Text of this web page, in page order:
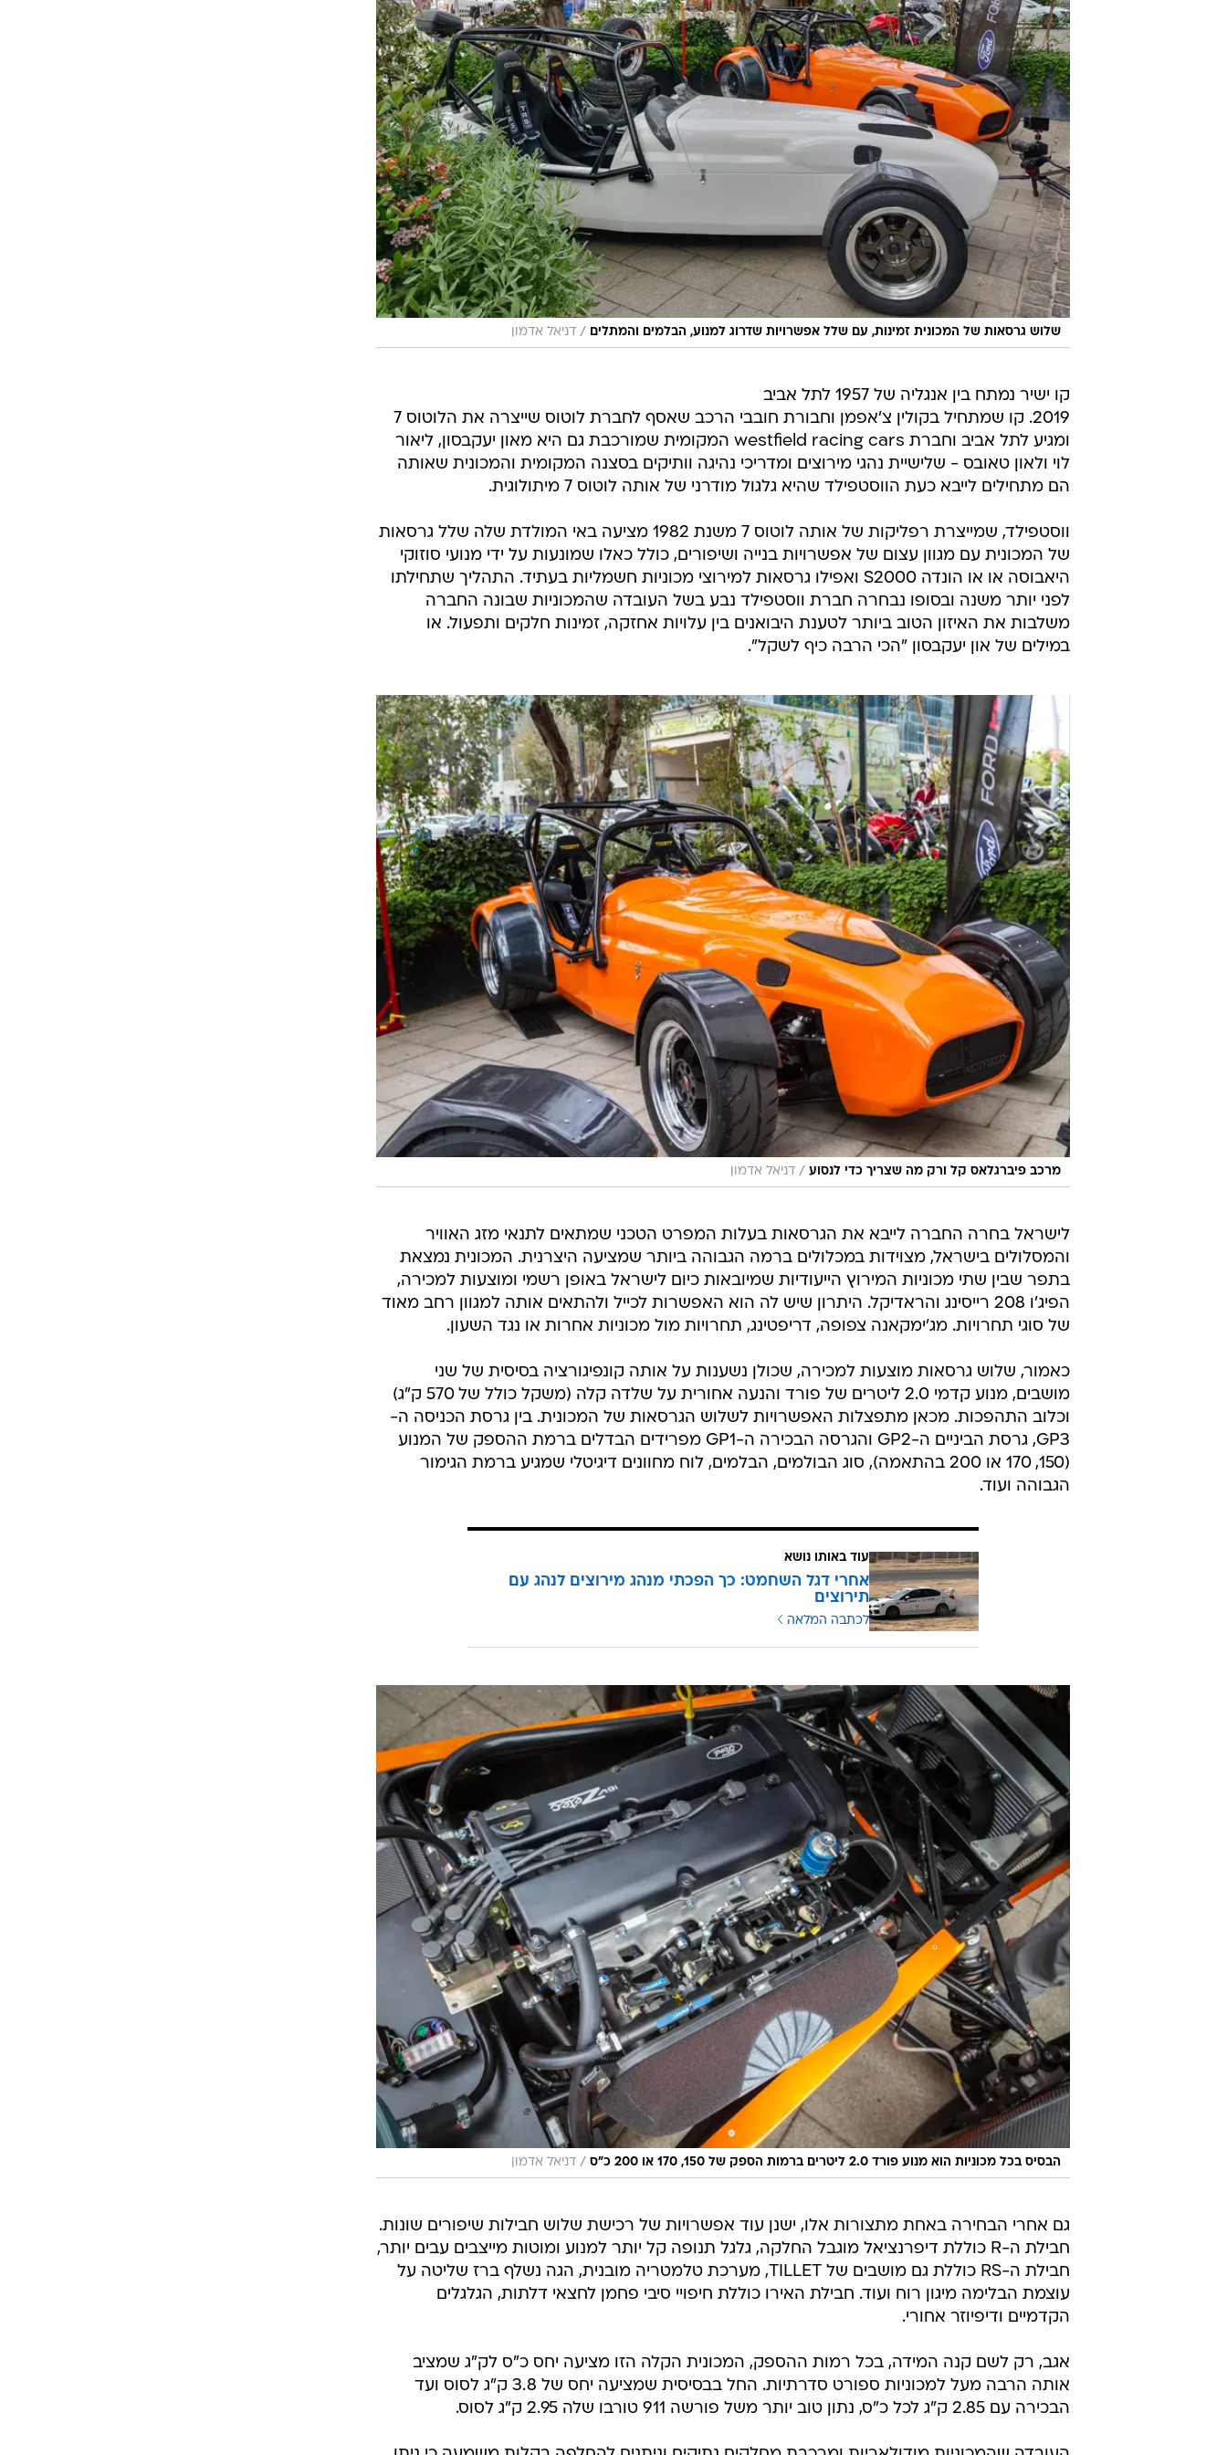
שלוש גרסאות של המכונית זמינות, עם שלל אפשרויות שדרוג למנוע, הבלמים והמתלים / דניאל אדמון
קו ישיר נמתח בין אנגליה של 1957 לתל אביב
2019. קו שמתחיל בקולין צ'אפמן וחבורת חובבי הרכב שאסף לחברת לוטוס שייצרה את הלוטוס 7
ומגיע לתל אביב וחברת westfield racing cars המקומית שמורכבת גם היא מאון יעקבסון, ליאור
לוי ולאון טאובס - שלישיית נהגי מירוצים ומדריכי נהיגה וותיקים בסצנה המקומית והמכונית שאותה
הם מתחילים לייבא כעת הווסטפילד שהיא גלגול מודרני של אותה לוטוס 7 מיתולוגית.
ווסטפילד, שמייצרת רפליקות של אותה לוטוס 7 משנת 1982 מציעה באי המולדת שלה שלל גרסאות
של המכונית עם מגוון עצום של אפשרויות בנייה ושיפורים, כולל כאלו שמונעות על ידי מנועי סוזוקי
היאבוסה או או הונדה S2000 ואפילו גרסאות למירוצי מכוניות חשמליות בעתיד. התהליך שתחילתו
לפני יותר משנה ובסופו נבחרה חברת ווסטפילד נבע בשל העובדה שהמכוניות שבונה החברה
משלבות את האיזון הטוב ביותר לטענת היבואנים בין עלויות אחזקה, זמינות חלקים ותפעול. או
במילים של און יעקבסון "הכי הרבה כיף לשקל".
מרכב פיברגלאס קל ורק מה שצריך כדי לנסוע / דניאל אדמון
לישראל בחרה החברה לייבא את הגרסאות בעלות המפרט הטכני שמתאים לתנאי מזג האוויר
והמסלולים בישראל, מצוידות במכלולים ברמה הגבוהה ביותר שמציעה היצרנית. המכונית נמצאת
בתפר שבין שתי מכוניות המירוץ הייעודיות שמיובאות כיום לישראל באופן רשמי ומוצעות למכירה,
הפיג'ו 208 רייסינג והראדיקל. היתרון שיש לה הוא האפשרות לכייל ולהתאים אותה למגוון רחב מאוד
של סוגי תחרויות. מג'ימקאנה צפופה, דריפטינג, תחרויות מול מכוניות אחרות או נגד השעון.
כאמור, שלוש גרסאות מוצעות למכירה, שכולן נשענות על אותה קונפיגורציה בסיסית של שני
מושבים, מנוע קדמי 2.0 ליטרים של פורד והנעה אחורית על שלדה קלה (משקל כולל של 570 ק"ג)
וכלוב התהפכות. מכאן מתפצלות האפשרויות לשלוש הגרסאות של המכונית. בין גרסת הכניסה ה-
GP3, גרסת הביניים ה-GP2 והגרסה הבכירה ה-GP1 מפרידים הבדלים ברמת ההספק של המנוע
(150, 170 או 200 בהתאמה), סוג הבולמים, הבלמים, לוח מחוונים דיגיטלי שמגיע ברמת הגימור
הגבוהה ועוד.
עוד באותו נושא
אחרי דגל השחמט: כך הפכתי מנהג מירוצים לנהג עם
תירוצים
לכתבה המלאה
הבסיס בכל מכוניות הוא מנוע פורד 2.0 ליטרים ברמות הספק של 150, 170 או 200 כ"ס / דניאל אדמון
גם אחרי הבחירה באחת מתצורות אלו, ישנן עוד אפשרויות של רכישת שלוש חבילות שיפורים שונות.
חבילת ה-R כוללת דיפרנציאל מוגבל החלקה, גלגל תנופה קל יותר למנוע ומוטות מייצבים עבים יותר,
חבילת ה-RS כוללת גם מושבים של TILLET, מערכת טלמטריה מובנית, הגה נשלף ברז שליטה על
עוצמת הבלימה מיגון רוח ועוד. חבילת האירו כוללת חיפויי סיבי פחמן לחצאי דלתות, הגלגלים
הקדמיים ודיפיוזר אחורי.
אגב, רק לשם קנה המידה, בכל רמות ההספק, המכונית הקלה הזו מציעה יחס כ"ס לק"ג שמציב
אותה הרבה מעל למכוניות ספורט סדרתיות. החל בבסיסית שמציעה יחס של 3.8 ק"ג לסוס ועד
הבכירה עם 2.85 ק"ג לכל כ"ס, נתון טוב יותר משל פורשה 911 טורבו שלה 2.95 ק"ג לסוס.